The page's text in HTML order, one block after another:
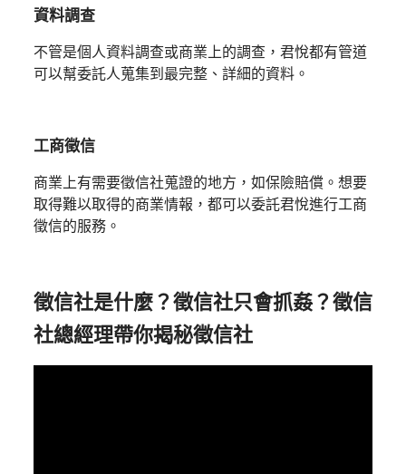
資料調查
不管是個人資料調查或商業上的調查，君悅都有管道
可以幫委託人蒐集到最完整、詳細的資料。
工商徵信
商業上有需要徵信社蒐證的地方，如保險賠償。想要
取得難以取得的商業情報，都可以委託君悅進行工商
徵信的服務。
徵信社是什麼？徵信社只會抓姦？徵信
社總經理帶你揭秘徵信社